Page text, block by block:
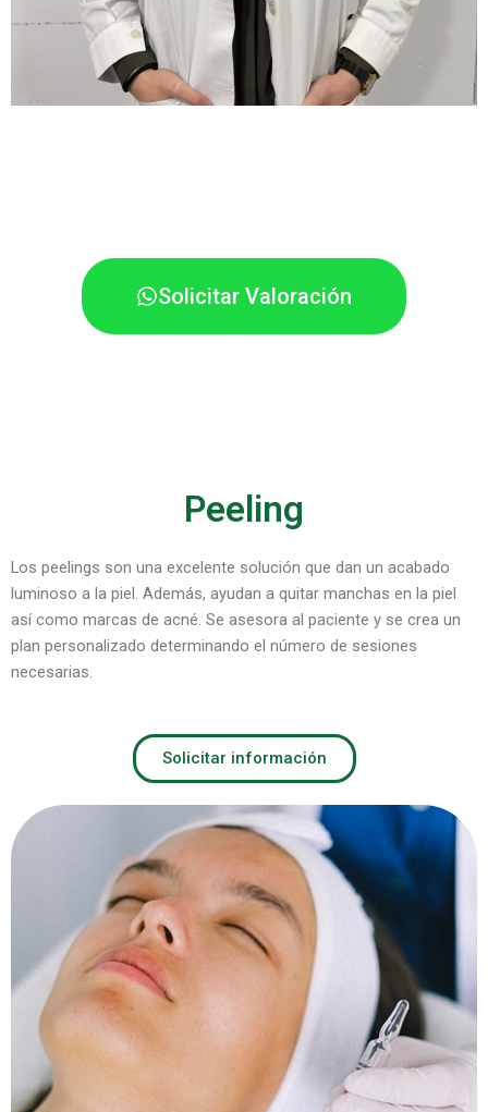
Solicitar Valoración
Peeling
Los peelings son una excelente solución que dan un acabado
luminoso a la piel. Además, ayudan a quitar manchas en la piel
así como marcas de acné. Se asesora al paciente y se crea un
plan personalizado determinando el número de sesiones
necesarias.
Solicitar información